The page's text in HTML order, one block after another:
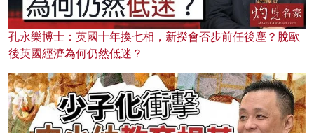
孔永樂博士：英國十年換七相，新揆會否步前任後塵？脫歐
後英國經濟為何仍然低迷？